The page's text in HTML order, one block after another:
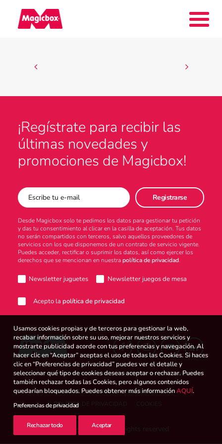
Nuestras marcas
Compañía
Contacto
Atención al consumidor
Intranet
España
Search
¡Regístrate para recibir las
últimas novedades y
promociones de Magicbox!
Desde Magicbox solo te pedimos los datos para gestionar tu petición
y das tu consentimiento al clicar en la casilla de aceptación. Tus datos
no serán compartidos con terceros, salvo aquellos proveedores de
servicios con los que disponemos de un contrato de servicio vigente.
Puedes acceder, rectificar o suprimir los datos, así como ejercer los
derechos que se mencionan en nuestrapolítica de privacidad.
Newsletter juguetes Newsletter juegos de mesa
Acepto la política de privacidad
© 2026 Magicbox.
CANAL DE DENUNCIAS
AVISO LEGAL
POLÍTICA DE PRIVACIDAD
Usamos cookies propias y de terceros para gestionar la web,
recabar información sobre su uso, mejorar nuestros servicios y
mostrarte publicidad acorde con tus preferencias y navegación. Al
hacer clic en “Aceptar” aceptas el uso de todas las Cookies. Si haces
clic en “Preferencias de privacidad” puedes ver el detalle y
seleccionar qué tipo de cookies deseas aceptar o rechazar. Puedes
también rechazar todas las Cookies, pero algunos contenidos
quedarían bloqueados. Puedes obtener más informaciónAQUÍ.
Preferencias de privacidad
Rechazar todo Aceptar